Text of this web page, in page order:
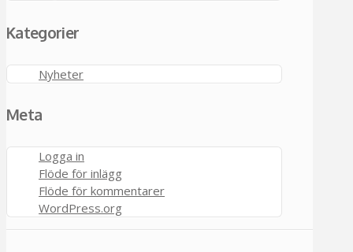
Kategorier
Nyheter
Meta
Logga in
Flöde för inlägg
Flöde för kommentarer
WordPress.org